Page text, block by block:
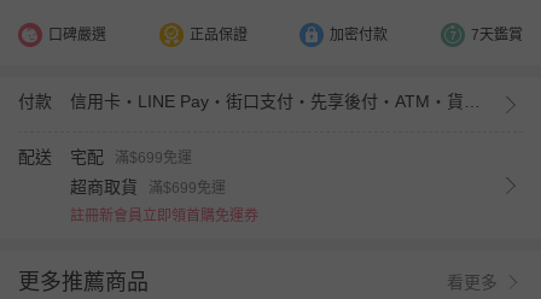
口碑嚴選 正品保證 加密付款 7天鑑賞
付款
配送 宅配 滿$699免運
超商取貨
滿$699免運
註冊新會員立即領首購免運券
更多推薦商品 看更多